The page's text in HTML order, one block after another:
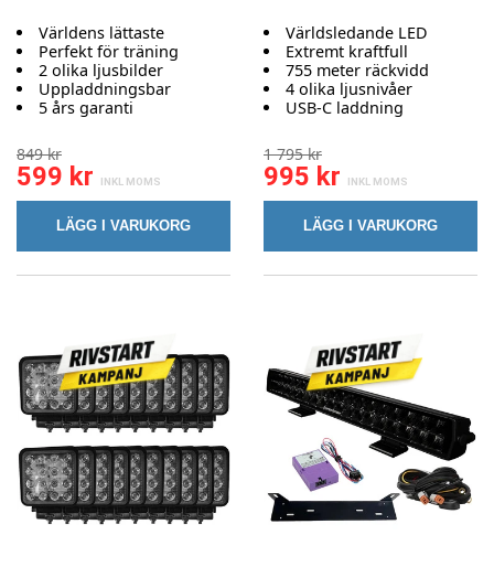
Världens lättaste
Perfekt för träning
2 olika ljusbilder
Uppladdningsbar
5 års garanti
849 kr
599 kr
LÄGG I VARUKORG
Världsledande LED
Extremt kraftfull
755 meter räckvidd
4 olika ljusnivåer
USB-C laddning
1 795 kr
995 kr
LÄGG I VARUKORG